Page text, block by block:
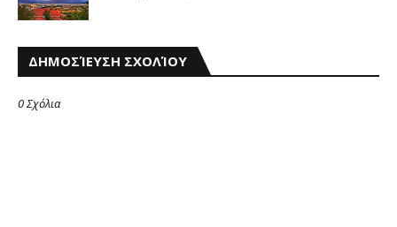
ΔΗΜΟΣΊΕΥΣΗ ΣΧΟΛΊΟΥ
0 Σχόλια